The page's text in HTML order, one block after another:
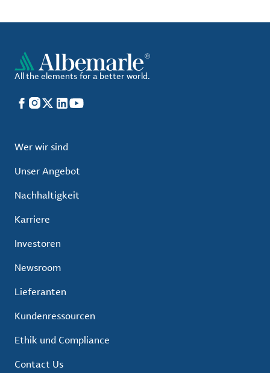
All the elements for a better world.
Facebook
Instagram
X LinkedIn
YouTube
Wer wir sind
Unser Angebot
Nachhaltigkeit
Karriere
Investoren
Newsroom
Lieferanten
Kundenressourcen
Ethik und Compliance
Contact Us